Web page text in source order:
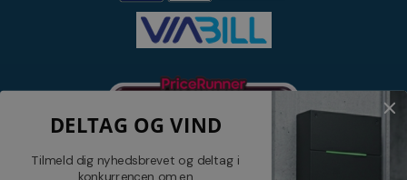
DELTAG OG VIND
Tilmeld dig nyhedsbrevet og deltag i